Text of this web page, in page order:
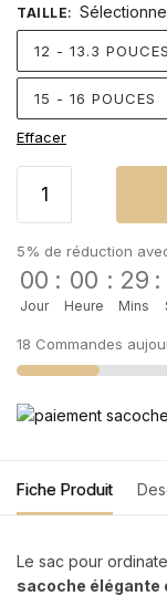
TAILLE: Sélectionne
12 - 13.3 POUCES
15 - 16 POUCES
Effacer
5% de réduction
00
Jour
: 00
Heure
: 29
Mins
:
18 Commandes
Fiche Produit
Le sac pour
sacoche élégante